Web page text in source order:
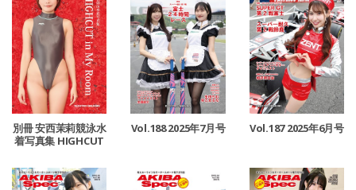
別冊 安西茉莉競泳水
着写真集 HIGHCUT
Vol.188 2025年7月号 Vol.187 2025年6月号